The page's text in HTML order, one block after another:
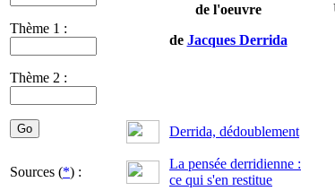
Thème 1 :
Thème 2 :
de l'oeuvre
de Jacques Derrida
Derrida, dédoublement
Sources (*) :
La pensée derridienne :
ce qui s'en restitue